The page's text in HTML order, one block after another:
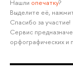
Нашли опечатку?
Выделите её,
Спасибо за участие!
Сервис
орфографических и